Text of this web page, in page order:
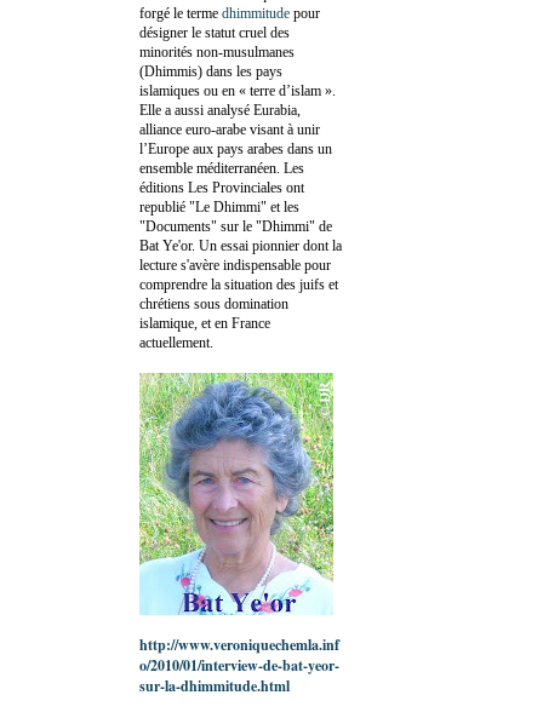
forgé le terme dhimmitude pour
désigner le statut cruel des
minorités non-musulmanes
(Dhimmis) dans les pays
islamiques ou en « terre d’islam ».
Elle a aussi analysé Eurabia,
alliance euro-arabe visant à unir
l’Europe aux pays arabes dans un
ensemble méditerranéen. Les
éditions Les Provinciales ont
republié "Le Dhimmi" et les
"Documents" sur le "Dhimmi" de
Bat Ye'or. Un essai pionnier dont la
lecture s'avère indispensable pour
comprendre la situation des juifs et
chrétiens sous domination
islamique, et en France
actuellement.
http://www.veroniquechemla.inf
o/2010/01/interview-de-bat-yeor-
sur-la-dhimmitude.html